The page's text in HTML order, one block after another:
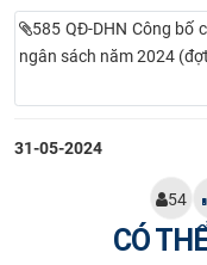
ĐẢM BẢO CHẤT
KHOA HỌC CÔNG
HTQT
CỰU NGƯỜI HỌC
585 QĐ-DHN Công bố
ngân sách năm 2024
31-05-2024
54
CÓ